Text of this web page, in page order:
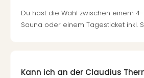
Du hast die Wahl zwischen einem
Sauna oder einem Tagesticket inkl.
Kann ich an der Claudius